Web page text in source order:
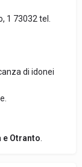
1 73032 tel.
di idonei
e Otranto